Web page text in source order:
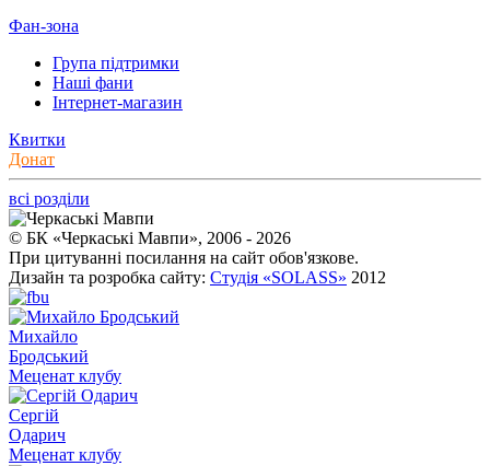
Фан-зона
Група підтримки
Наші фани
Інтернет-магазин
Квитки
Донат
всі розділи
© БК «Черкаські Мавпи», 2006 - 2026
При цитуванні посилання на сайт обов'язкове.
Дизайн та розробка сайту: Студія «SOLASS» 2012
Михайло
Бродський
Меценат клубу
Сергій
Одарич
Меценат клубу